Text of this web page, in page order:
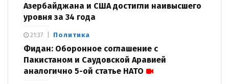
Азербайджана и США достигли наивысшего
уровня за 34 года
Политика
Фидан: Оборонное соглашение с
Пакистаном и Саудовской Аравией
аналогично 5-ой статье НАТО
21:37